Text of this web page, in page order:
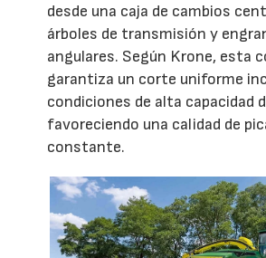
desde una caja de cambios
árboles de transmisión y
angulares. Según Krone, esta
garantiza un corte uniforme
condiciones de alta capacidad
favoreciendo una calidad de
constante.